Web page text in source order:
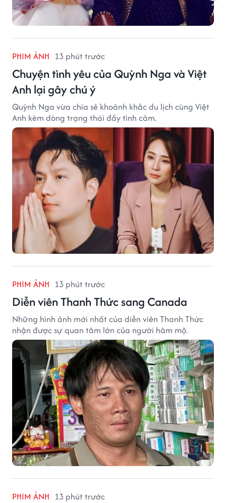
PHIM ẢNH 13 phút trước
Chuyện tình yêu của Quỳnh Nga và Việt
Anh lại gây chú ý
Quỳnh Nga vừa chia sẻ khoảnh khắc du lịch cùng Việt
Anh kèm dòng trạng thái đầy tình cảm.
PHIM ẢNH 13 phút trước
Diễn viên Thanh Thức sang Canada
Những hình ảnh mới nhất của diễn viên Thanh Thức
nhận được sự quan tâm lớn của người hâm mộ.
PHIM ẢNH 13 phút trước